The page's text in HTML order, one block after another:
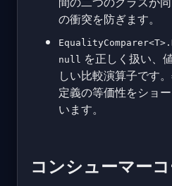
の衝突を防ぎます。
null を正しく扱い、
しい比較演算子です。
定義の等価性をショ
います。
コンシューマー